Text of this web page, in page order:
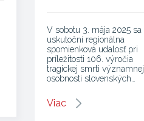
V sobotu 3. mája 2025 sa
uskutoční regionálna
spomienková udalosť pri
príležitosti 106. výročia
tragickej smrti významnej
osobnosti slovenských…
Viac